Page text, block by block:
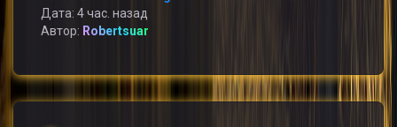
Дата: 4 час. назад
Автор: Robertsuar